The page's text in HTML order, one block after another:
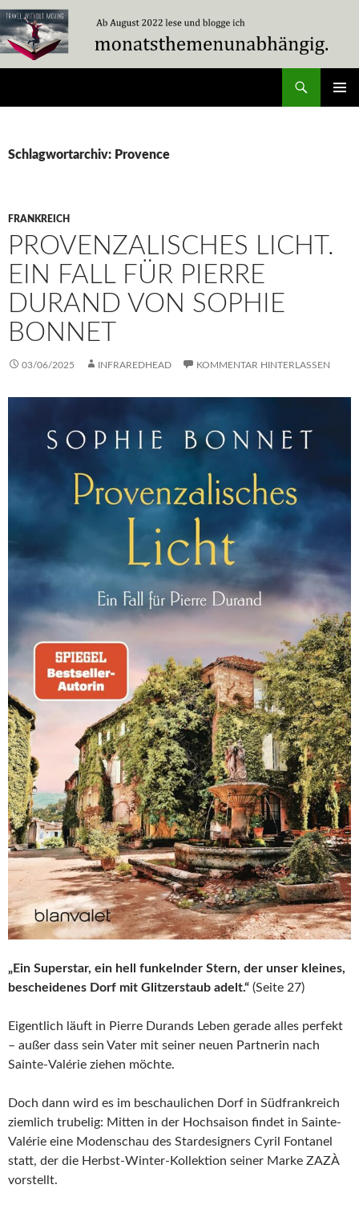
Zum
Inhalt
springen
Schlagwortarchiv: Provence
FRANKREICH
PROVENZALISCHES LICHT.
EIN FALL FÜR PIERRE
DURAND VON SOPHIE
BONNET
03/06/2025 INFRAREDHEAD KOMMENTAR HINTERLASSEN
„Ein Superstar, ein hell funkelnder Stern, der unser kleines,
bescheidenes Dorf mit Glitzerstaub adelt.“ (Seite 27)
Eigentlich läuft in Pierre Durands Leben gerade alles perfekt
– außer dass sein Vater mit seiner neuen Partnerin nach
Sainte-Valérie ziehen möchte.
Doch dann wird es im beschaulichen Dorf in Südfrankreich
ziemlich trubelig: Mitten in der Hochsaison findet in Sainte-
Valérie eine Modenschau des Stardesigners Cyril Fontanel
statt, der die Herbst-Winter-Kollektion seiner Marke ZAZÀ
vorstellt.